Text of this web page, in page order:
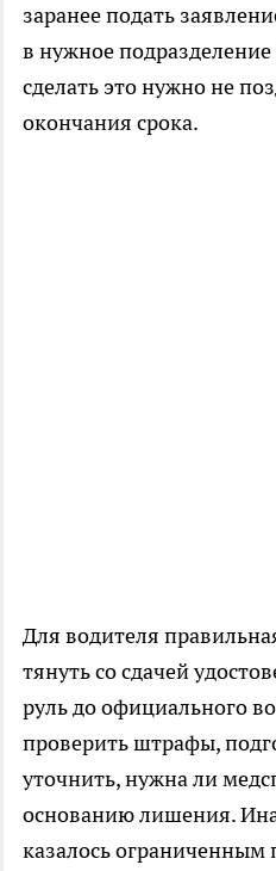
заранее подать
в нужное
сделать это нужно не
окончания срока.
Для водителя
тянуть со сдачей
руль до официального
проверить штрафы,
уточнить, нужна ли
основанию лишения.
казалось ограниченным